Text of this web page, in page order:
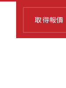
取得報價